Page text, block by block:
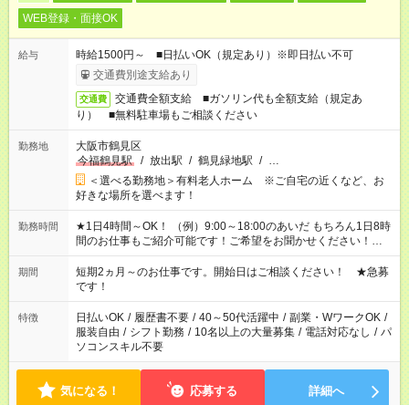
WEB登録・面接OK
給与
時給1500円～ ■日払いOK（規定あり）※即日払い不可
交通費別途支給あり
交通費
交通費全額支給 ■ガソリン代も全額支給（規定あ
り） ■無料駐車場もご相談ください
勤務地
大阪市鶴見区
今福鶴見駅
/ 放出駅 / 鶴見緑地駅 / …
＜選べる勤務地＞有料老人ホーム ※ご自宅の近くなど、お
好きな場所を選べます！
勤務時間
★1日4時間～OK！ （例）9:00～18:00のあいだ もちろん1日8時
間のお仕事もご紹介可能です！ご希望をお聞かせください！★家
庭の都合でお休みが必要な場合も遠慮なくご相談ください。 ※
週最低15時間以上の勤務が必要です
期間
短期2ヵ月～のお仕事です。開始日はご相談ください！ ★急募
です！
特徴 日払いOK / 履歴書不要 / 40～50代活躍中 / 副業・WワークOK /
服装自由 / シフト勤務 / 10名以上の大量募集 / 電話対応なし / パ
ソコンスキル不要
気になる！ 応募する 詳細へ